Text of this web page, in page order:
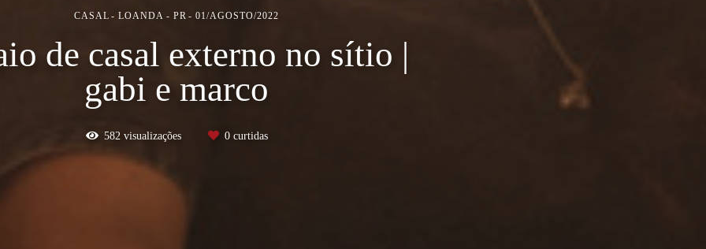
CASAL LOANDA - PR 01/AGOSTO/2022
de casal externo no sítio |
gabi e marco
582 visualizações 0curtidas